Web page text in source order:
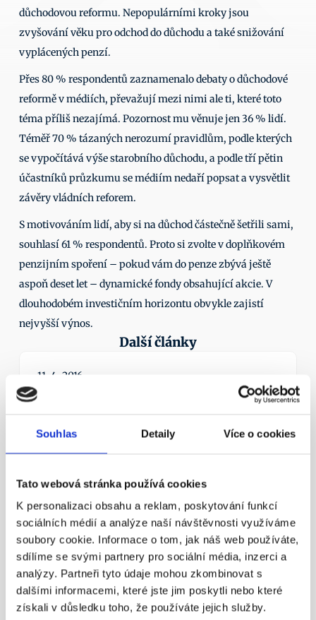
Souhlas Detaily Více o cookies
Tato webová stránka používá cookies
K personalizaci obsahu a reklam, poskytování funkcí
sociálních médií a analýze naší návštěvnosti využíváme
soubory cookie. Informace o tom, jak náš web používáte,
sdílíme se svými partnery pro sociální média, inzerci a
analýzy. Partneři tyto údaje mohou zkombinovat s
dalšími informacemi, které jste jim poskytli nebo které
získali v důsledku toho, že používáte jejich služby.
důchodovou reformu. Nepopulárními kroky jsou
zvyšování věku pro odchod do důchodu a také snižování
vyplácených penzí.
Přes 80 % respondentů zaznamenalo debaty o důchodové
reformě v médiích, převažují mezi nimi ale ti, které toto
téma příliš nezajímá. Pozornost mu věnuje jen 36 % lidí.
Téměř 70 % tázaných nerozumí pravidlům, podle kterých
se vypočítává výše starobního důchodu, a podle tří pětin
účastníků průzkumu se médiím nedaří popsat a vysvětlit
závěry vládních reforem.
S motivováním lidí, aby si na důchod částečně šetřili sami,
souhlasí 61 % respondentů. Proto si zvolte v doplňkovém
penzijním spoření – pokud vám do penze zbývá ještě
aspoň deset let – dynamické fondy obsahující akcie. V
dlouhodobém investičním horizontu obvykle zajistí
nejvyšší výnos.
Další články
11. 4. 2016
¶
Státní důchod? Důchodový věk
nestačí!
Nezapomínejme ani na novinku – možnost mít
zároveň dvě penzijní smlouvy.
Více info